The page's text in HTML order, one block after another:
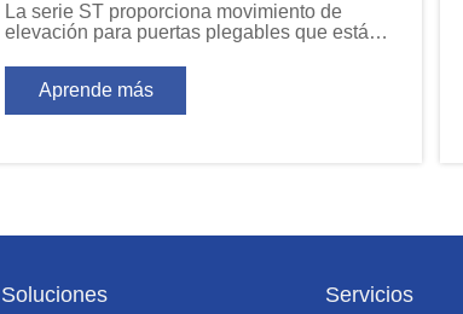
La serie ST proporciona movimiento de
elevación para puertas plegables que están
Aprende más
Soluciones Servicios